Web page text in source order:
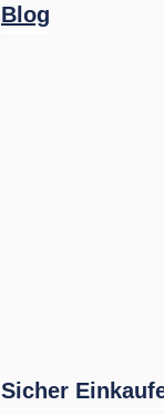
Blog
Sicher